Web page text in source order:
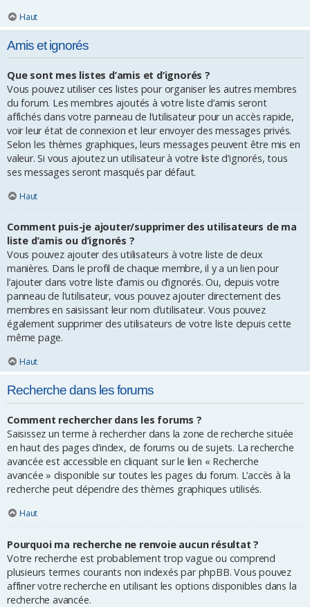
Haut
Amis et ignorés
Que sont mes listes d’amis et d’ignorés ?
Vous pouvez utiliser ces listes pour organiser les autres membres
du forum. Les membres ajoutés à votre liste d’amis seront
affichés dans votre panneau de l’utilisateur pour un accès rapide,
voir leur état de connexion et leur envoyer des messages privés.
Selon les thèmes graphiques, leurs messages peuvent être mis en
valeur. Si vous ajoutez un utilisateur à votre liste d’ignorés, tous
ses messages seront masqués par défaut.
Haut
Comment puis-je ajouter/supprimer des utilisateurs de ma
liste d’amis ou d’ignorés ?
Vous pouvez ajouter des utilisateurs à votre liste de deux
manières. Dans le profil de chaque membre, il y a un lien pour
l’ajouter dans votre liste d’amis ou d’ignorés. Ou, depuis votre
panneau de l’utilisateur, vous pouvez ajouter directement des
membres en saisissant leur nom d’utilisateur. Vous pouvez
également supprimer des utilisateurs de votre liste depuis cette
même page.
Haut
Recherche dans les forums
Comment rechercher dans les forums ?
Saisissez un terme à rechercher dans la zone de recherche située
en haut des pages d’index, de forums ou de sujets. La recherche
avancée est accessible en cliquant sur le lien « Recherche
avancée » disponible sur toutes les pages du forum. L’accès à la
recherche peut dépendre des thèmes graphiques utilisés.
Haut
Pourquoi ma recherche ne renvoie aucun résultat ?
Votre recherche est probablement trop vague ou comprend
plusieurs termes courants non indexés par phpBB. Vous pouvez
affiner votre recherche en utilisant les options disponibles dans la
recherche avancée.